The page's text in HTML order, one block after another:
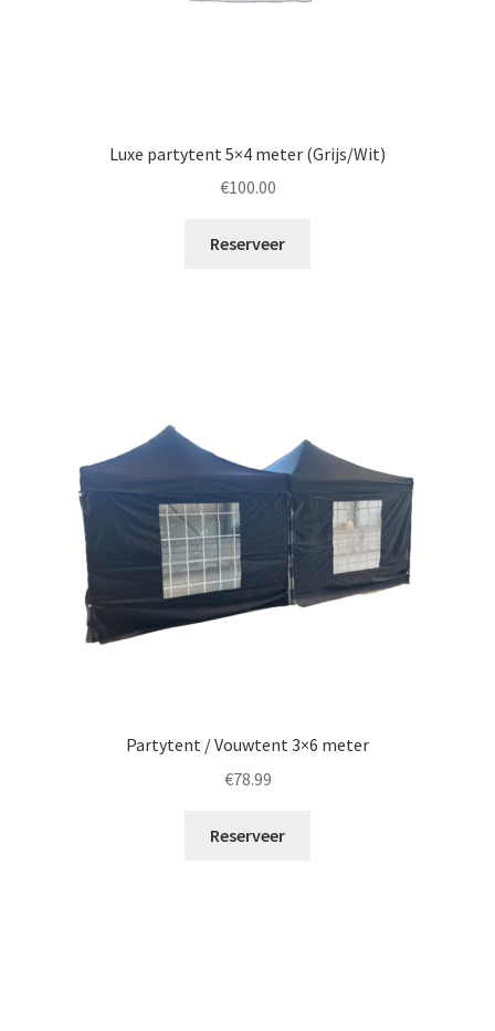
Luxe partytent 5×4 meter (Grijs/Wit)
€100.00
Reserveer
Partytent / Vouwtent 3×6 meter
€78.99
Reserveer